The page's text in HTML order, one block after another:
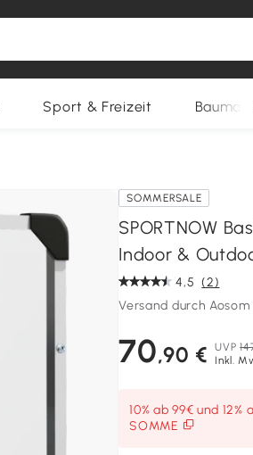
Sport & Freizeit
SOMMERSALE
SPORTNOW
Indoor &
4,5 (2)
Versand durch
70,90 € UVP
Inkl.
10% ab 99€ und
SOMME